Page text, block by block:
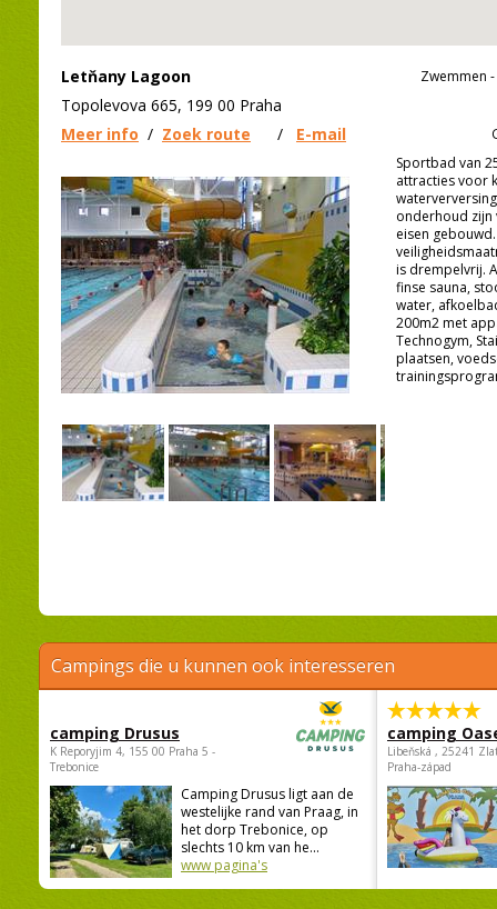
Letňany Lagoon
Topolevova 665, 199 00 Praha
Meer info / Zoek route / E-mail
Zwemmen
Sportbad van
attracties voor
onderhoud zijn
eisen
is drempelvrij.
finse sauna,
water,
200m2 met
Technogym,
plaatsen,
Campings die u kunnen ook interesseren
camping Drusus
K Reporyjim 4, 155 00 Praha 5 -
Trebonice
Camping Drusus ligt aan de
westelijke rand van Praag, in
het dorp Trebonice, op
slechts 10 km van he...
www pagina's
camping
Libeňská , 25241
Praha-západ